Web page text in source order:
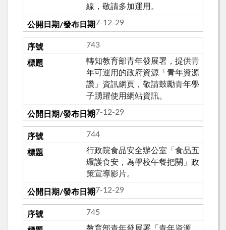
線，敬請多加運用。
107-12-29
743
轉知教育部青年發展署，提供青
年可運用的政府資源「青年資源
讚」資訊網頁，敬請鼓勵青年學
子踴躍使用網站資訊。
107-12-29
744
行政院食品安全辦公室「食品五
環護食安，為學校午餐把關」政
策宣導影片。
107-12-29
745